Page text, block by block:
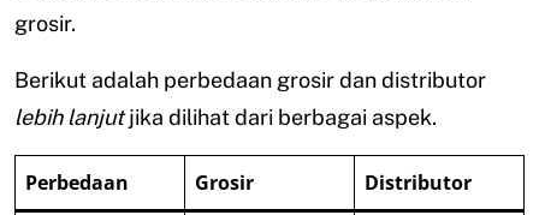
grosir.
Berikut adalah perbedaan grosir dan distributor
lebih lanjutjika dilihat dari berbagai aspek.
Perbedaan Grosir Distributor